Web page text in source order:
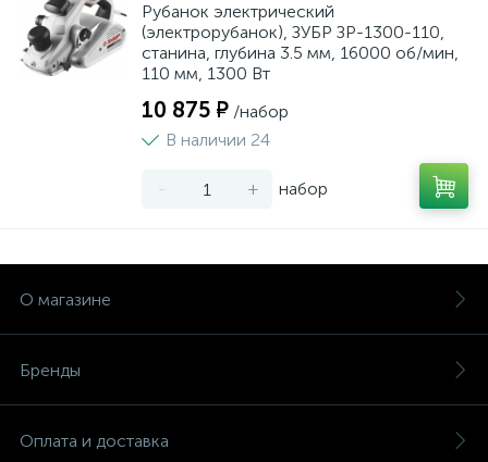
Рубанок электрический
(электрорубанок), ЗУБР ЗР-1300-110,
станина, глубина 3.5 мм, 16000 об/мин,
110 мм, 1300 Вт
10 875 ₽ /набор
В наличии 24
- + набор
О магазине
Бренды
Оплата и доставка